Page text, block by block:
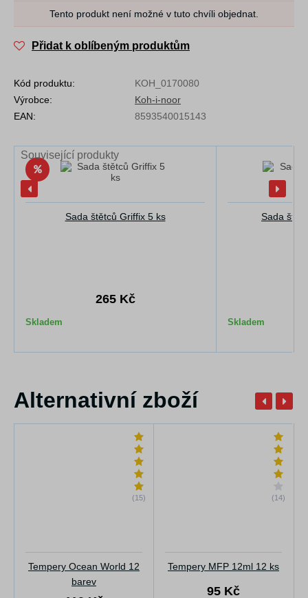
Tento produkt není možné v tuto chvíli objednat.
Přidat k oblíbeným produktům
Kód produktu:
KOH_0170080
Výrobce:
Koh-i-noor
EAN:
8593540015143
Související produkty
Sada štětců Griffix 5 ks
265 Kč
Skladem
Sada
Skladem
Alternativní zboží
(15)
Tempery Ocean World 12
barev
(14)
Tempery MFP 12ml 12 ks
95 Kč